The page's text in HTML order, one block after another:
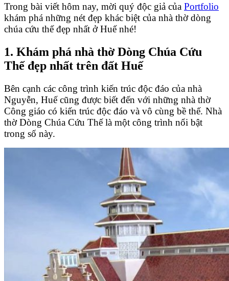
Trong bài viết hôm nay, mời quý độc giả của Portfolio
khám phá những nét đẹp khác biệt của nhà thờ dòng
chúa cứu thế đẹp nhất ở Huế nhé!
1. Khám phá nhà thờ Dòng Chúa Cứu
Thế đẹp nhất trên đất Huế
Bên cạnh các công trình kiến trúc độc đáo của nhà
Nguyễn, Huế cũng được biết đến với những nhà thờ
Công giáo có kiến trúc độc đáo và vô cùng bề thế. Nhà
thờ Dòng Chúa Cứu Thế là một công trình nổi bật
trong số này.